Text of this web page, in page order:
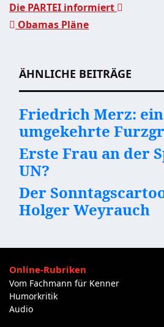
Die PARTEI informiert
Obamas Pläne
ÄHNLICHE BEITRÄGE
Friedrich Merz:
umgekehrte
Erste Frau an der
UN?
Der
Holger Weyrauch
Online-Rubriken
Vom Fachmann für Kenner
Humorkritik
Audio